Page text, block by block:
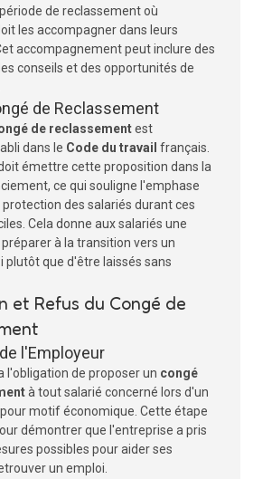
de reclassement où
les accompagner dans leurs
accompagnement peut inclure des
conseils et des opportunités de
de Reclassement
de reclassementest
dans le Code du travail français.
émettre cette proposition dans la
ce qui souligne l'emphase
protection des salariés durant ces
Cela donne aux salariés une
à la transition vers un
plutôt que d'être laissés sans
et Refus du Congé de
l'Employeur
l'obligation de proposer un congé
à tout salarié concerné lors d'un
motif économique. Cette étape
démontrer que l'entreprise a pris
possibles pour aider ses
un emploi.